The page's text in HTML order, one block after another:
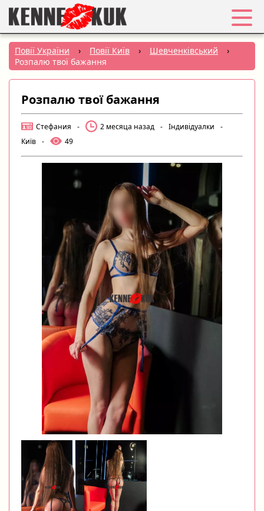
Обране
Вхід
Реєстрація
Міста:
РУС|
УКР
Створити оголошення
Повії України › Повії Київ › Шевченківський
›
Розпалю твої бажання
Розпалю твої бажання
Стефания - 2 месяца назад - Індивідуалки
-
Київ - 49